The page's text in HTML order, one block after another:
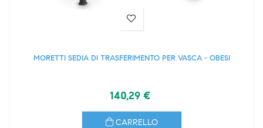
MORETTI SEDIA DI TRASFERIMENTO PER VASCA - OBESI
140,29 €
CARRELLO